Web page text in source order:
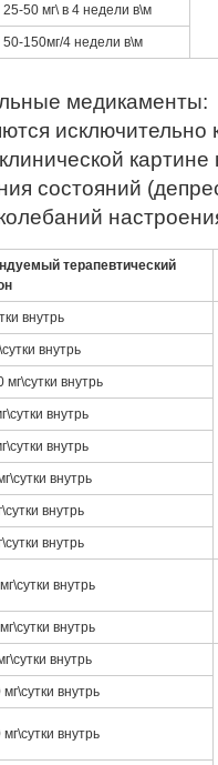
25-50 мг\ в 4 недели в\м
50-150мг/4 недели в\м
медикаменты:
исключительно
состояний
терапевтический
внутрь
внутрь
мг\сутки внутрь
внутрь
внутрь
внутрь
внутрь
внутрь
внутрь
внутрь
внутрь
внутрь
внутрь